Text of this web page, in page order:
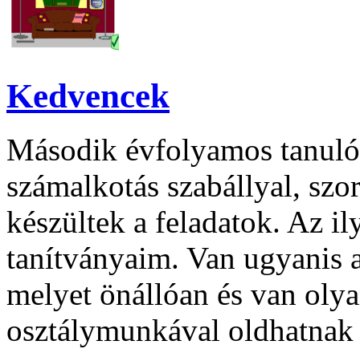
Kedvencek
Második évfolyamos
számalkotás szabállyal,
készültek a feladatok. Az
tanítványaim. Van ugyanis
melyet önállóan és van
osztálymunkával oldhatnak